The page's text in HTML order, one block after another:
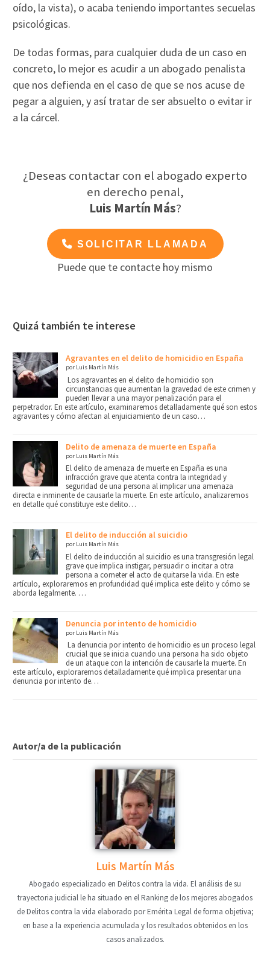
oído, la vista), o acaba teniendo importantes secuelas
psicológicas.
De todas formas, para cualquier duda de un caso en
concreto, lo mejor es acudir a un abogado penalista
que nos defienda en el caso de que se nos acuse de
pegar a alguien, y así tratar de ser absuelto o evitar ir
a la cárcel.
¿Deseas contactar con el abogado experto
en derecho penal,
Luis Martín Más?
SOLICITAR LLAMADA
Puede que te contacte hoy mismo
Quizá también te interese
Agravantes en el delito de homicidio en España
por Luis Martín Más
Los agravantes en el delito de homicidio son
circunstancias que aumentan la gravedad de este crimen y
pueden llevar a una mayor penalización para el
perpetrador. En este artículo, examinaremos detalladamente qué son estos
agravantes y cómo afectan al enjuiciamiento de un caso…
Delito de amenaza de muerte en España
por Luis Martín Más
El delito de amenaza de muerte en España es una
infracción grave que atenta contra la integridad y
seguridad de una persona al implicar una amenaza
directa e inminente de causarle la muerte. En este artículo, analizaremos
en detalle qué constituye este delito…
El delito de inducción al suicidio
por Luis Martín Más
El delito de inducción al suicidio es una transgresión legal
grave que implica instigar, persuadir o incitar a otra
persona a cometer el acto de quitarse la vida. En este
artículo, exploraremos en profundidad qué implica este delito y cómo se
aborda legalmente. …
Denuncia por intento de homicidio
por Luis Martín Más
La denuncia por intento de homicidio es un proceso legal
crucial que se inicia cuando una persona ha sido objeto
de un ataque con la intención de causarle la muerte. En
este artículo, exploraremos detalladamente qué implica presentar una
denuncia por intento de…
Autor/a de la publicación
Luis Martín Más
Abogado especializado en Delitos contra la vida. El análisis de su
trayectoria judicial le ha situado en el Ranking de los mejores abogados
de Delitos contra la vida elaborado por Emérita Legal de forma objetiva;
en base a la experiencia acumulada y los resultados obtenidos en los
casos analizados.